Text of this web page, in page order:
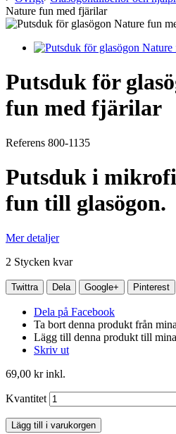
Nature fun med fjärilar
Putsduk för
fun med fjärilar
Referens 800-1135
Putsduk i
fun till glasögon.
Mer detaljer
2 Stycken kvar
Twittra Dela Google+ Pinterest
Dela på Facebook
Ta bort denna produkt från
Lägg till denna produkt till
Skriv ut
69,00 krinkl.
Kvantitet
Lägg till i varukorgen